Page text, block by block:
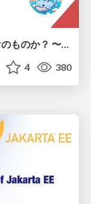
AI Engineeringは、AIプロダクトだけのものか？ 〜AIがソフトウェアを作る時代の新しい当たり前〜 / No AI in your product. AI Engineering in your development.
4 380